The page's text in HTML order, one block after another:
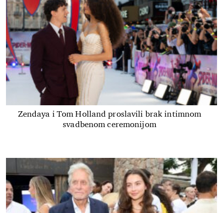
Zendaya i Tom Holland proslavili brak intimnom
svadbenom ceremonijom